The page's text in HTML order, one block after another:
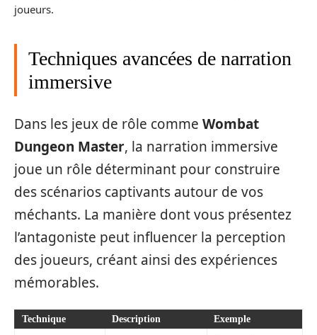
joueurs.
Techniques avancées de narration
immersive
Dans les jeux de rôle comme Wombat
Dungeon Master, la narration immersive
joue un rôle déterminant pour construire
des scénarios captivants autour de vos
méchants. La manière dont vous présentez
l’antagoniste peut influencer la perception
des joueurs, créant ainsi des expériences
mémorables.
Technique Description Exemple